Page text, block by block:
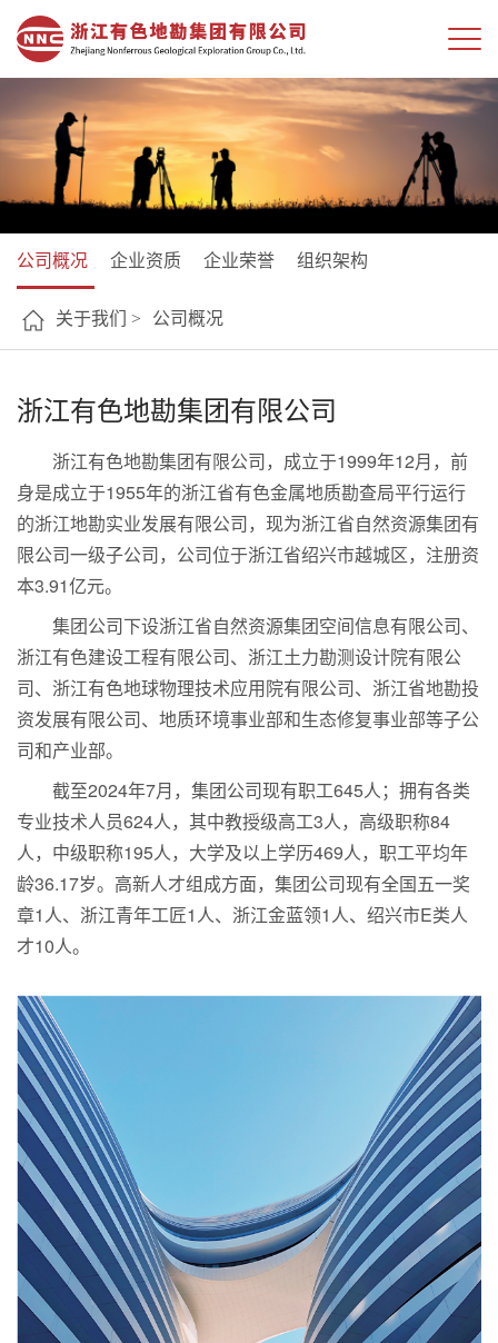
公司概况 企业资质 企业荣誉 组织架构
关于我们 > 公司概况
浙江有色地勘集团有限公司
浙江有色地勘集团有限公司，成立于1999年12月，前
身是成立于1955年的浙江省有色金属地质勘查局平行运行
的浙江地勘实业发展有限公司，现为浙江省自然资源集团有
限公司一级子公司，公司位于浙江省绍兴市越城区，注册资
本3.91亿元。
集团公司下设浙江省自然资源集团空间信息有限公司、
浙江有色建设工程有限公司、浙江土力勘测设计院有限公
司、浙江有色地球物理技术应用院有限公司、浙江省地勘投
资发展有限公司、地质环境事业部和生态修复事业部等子公
司和产业部。
截至2024年7月，集团公司现有职工645人；拥有各类
专业技术人员624人，其中教授级高工3人，高级职称84
人，中级职称195人，大学及以上学历469人，职工平均年
龄36.17岁。高新人才组成方面，集团公司现有全国五一奖
章1人、浙江青年工匠1人、浙江金蓝领1人、绍兴市E类人
才10人。